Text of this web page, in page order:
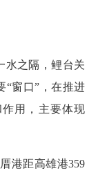
之隔，鲤台关
“窗口”，在推进
用，主要体现
港距高雄港359